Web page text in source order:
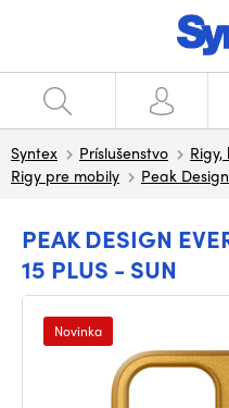
Syntex Príslušenstvo
Rigy pre mobily
Peak Design
PEAK DESIGN
15 PLUS - SUN
Novinka